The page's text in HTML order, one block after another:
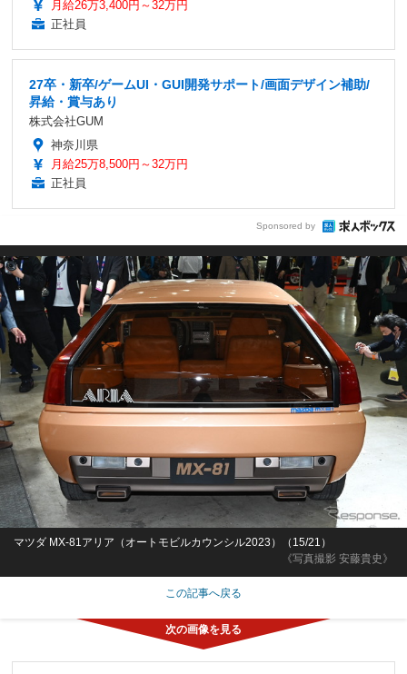
月給26万3,400円～32万円
正社員
27卒・新卒/ゲームUI・GUI開発サポート/画面デザイン補助/
昇給・賞与あり
株式会社GUM
神奈川県
月給25万8,500円～32万円
正社員
Sponsored by
《写真撮影 安藤貴史》
マツダ MX-81アリア（オートモビルカウンシル2023）（15/21）
この記事へ戻る